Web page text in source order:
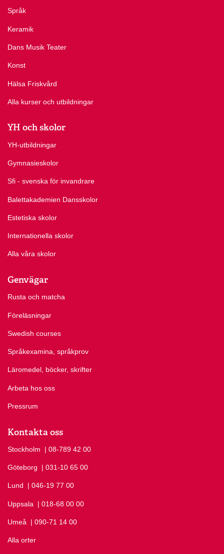
Språk
Keramik
Dans Musik Teater
Konst
Hälsa Friskvård
Alla kurser och utbildningar
YH och skolor
YH-utbildningar
Gymnasieskolor
Sfi - svenska för invandrare
Balettakademien Dansskolor
Estetiska skolor
Internationella skolor
Alla våra skolor
Genvägar
Rusta och matcha
Föreläsningar
Swedish courses
Språkexamina, språkprov
Läromedel, böcker, skrifter
Arbeta hos oss
Pressrum
Kontakta oss
Stockholm Ring Stockholm på
| 08-789 42 00
Göteborg Ring Göteborg på
| 031-10 65 00
Lund Ring Lund på
| 046-19 77 00
Uppsala Ring Uppsala på
| 018-68 00 00
Umeå Ring Umeå på
| 090-71 14 00
Alla orter